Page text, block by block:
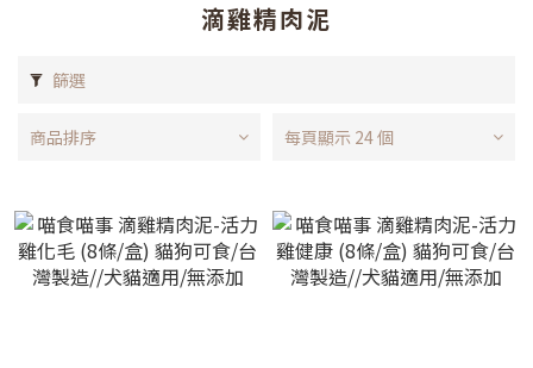
滴雞精肉泥
篩選
商品排序 每頁顯示 24 個